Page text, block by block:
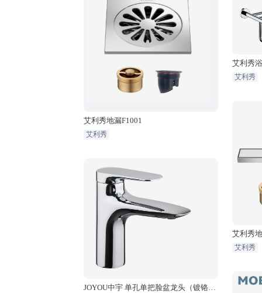
艾利秀地漏F1001
艾利秀
JOYOU中宇 单孔单把脸盆龙头（镀铬）
艾利秀
艾利秀
艾利秀
艾利秀